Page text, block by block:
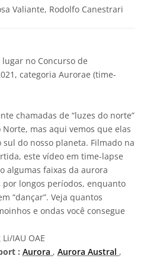
Valiante, Rodolfo Canestrari
no Concurso de
categoria Aurorae (time-
chamadas de “luzes do norte”
mas aqui vemos que elas
do nosso planeta. Filmado na
este vídeo em time-lapse
algumas faixas da aurora
longos períodos, enquanto
“dançar”. Veja quantos
e ondas você consegue
Li/IAU OAE
: Aurora , Aurora Austral ,